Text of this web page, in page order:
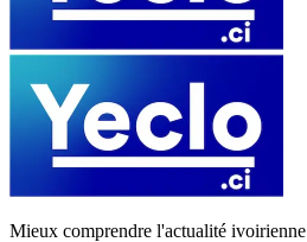
Mieux comprendre l'actualité ivoirienne